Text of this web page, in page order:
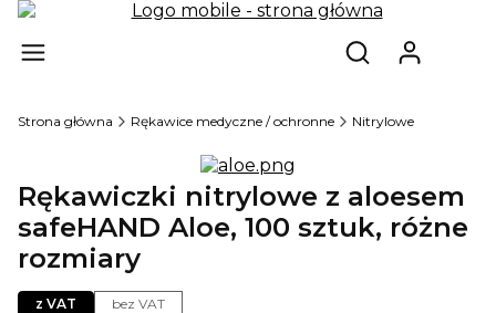
Otwórz
Strona główna Rękawice medyczne / ochronne Nitrylowe
Rękawiczki nitrylowe z aloesem
safeHAND Aloe, 100 sztuk, różne
rozmiary
z VAT bez VAT